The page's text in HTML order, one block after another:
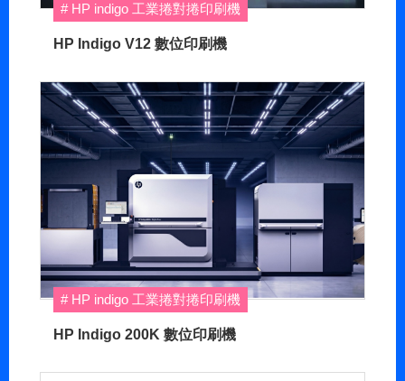
HP indigo 工業捲對捲印刷機
HP Indigo V12 數位印刷機
HP indigo 工業捲對捲印刷機
HP Indigo 200K 數位印刷機